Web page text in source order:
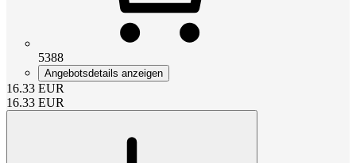
5388
Angebotsdetails anzeigen
16.33 EUR
16.33 EUR